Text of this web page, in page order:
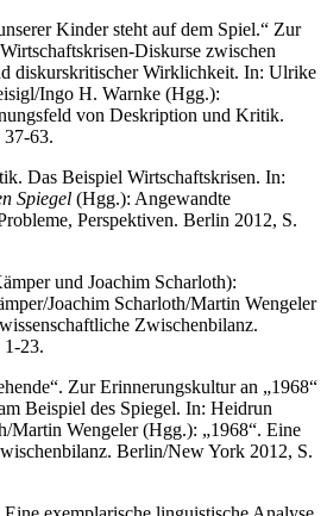
Kinder steht auf dem Spiel.“ Zur
Diskurse zwischen
diskurskritischer Wirklichkeit. In: Ulrike
Ingo H. Warnke (Hgg.):
von Deskription und Kritik.
63.
Das Beispiel Wirtschaftskrisen. In:
Spiegel (Hgg.): Angewandte
Perspektiven. Berlin 2012, S.
und Joachim Scharloth):
Joachim Scharloth/Martin Wengeler
Zwischenbilanz.
23.
Zur Erinnerungskultur an „1968“
Beispiel des Spiegel. In: Heidrun
Martin Wengeler (Hgg.): „1968“. Eine
Berlin/New York 2012, S.